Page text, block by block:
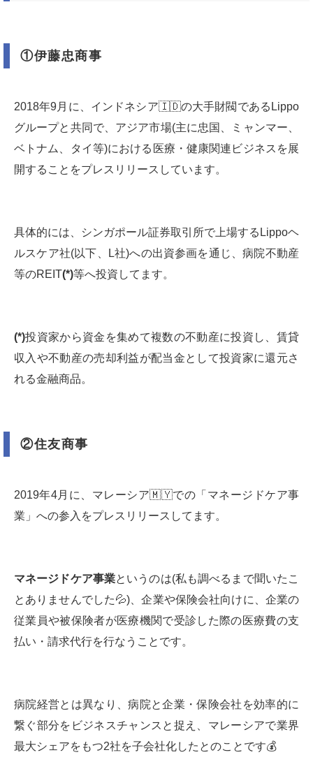
①伊藤忠商事
2018年9月に、インドネシア🇮🇩の大手財閥であるLippo
グループと共同で、アジア市場(主に忠国、ミャンマー、
ベトナム、タイ等)における医療・健康関連ビジネスを展
開することをプレスリリースしています。
具体的には、シンガポール証券取引所で上場するLippoヘ
ルスケア社(以下、L社)への出資参画を通じ、病院不動産
等のREIT(*)等へ投資してます。
(*)投資家から資金を集めて複数の不動産に投資し、賃貸
収入や不動産の売却利益が配当金として投資家に還元さ
れる金融商品。
②住友商事
2019年4月に、マレーシア🇲🇾での「マネージドケア事
業」への参入をプレスリリースしてます。
マネージドケア事業というのは(私も調べるまで聞いたこ
とありませんでした💦)、企業や保険会社向けに、企業の
従業員や被保険者が医療機関で受診した際の医療費の支
払い・請求代行を行なうことです。
病院経営とは異なり、病院と企業・保険会社を効率的に
繋ぐ部分をビジネスチャンスと捉え、マレーシアで業界
最大シェアをもつ2社を子会社化したとのことです💰